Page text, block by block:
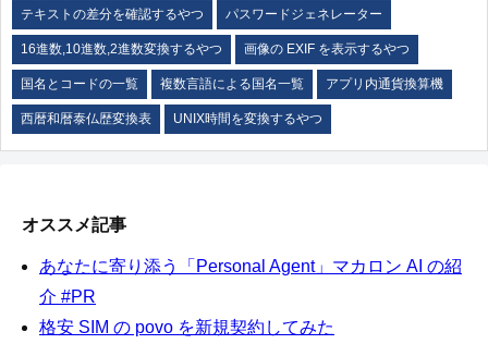
テキストの差分を確認するやつ パスワードジェネレーター
16進数,10進数,2進数変換するやつ 画像の EXIF を表示するやつ
国名とコードの一覧 複数言語による国名一覧 アプリ内通貨換算機
西暦和暦泰仏歴変換表 UNIX時間を変換するやつ
オススメ記事
あなたに寄り添う「Personal Agent」マカロン AI の紹
介 #PR
格安 SIM の povo を新規契約してみた